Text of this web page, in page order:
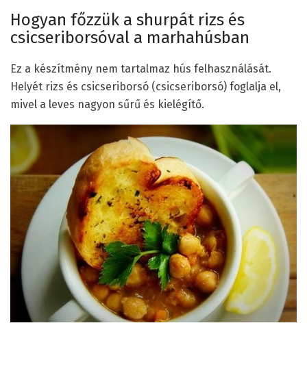
Hogyan főzzük a shurpát rizs és
csicseriborsóval a marhahúsban
Ez a készítmény nem tartalmaz hús felhasználását.
Helyét rizs és csicseriborsó (csicseriborsó) foglalja el,
mivel a leves nagyon sűrű és kielégítő.